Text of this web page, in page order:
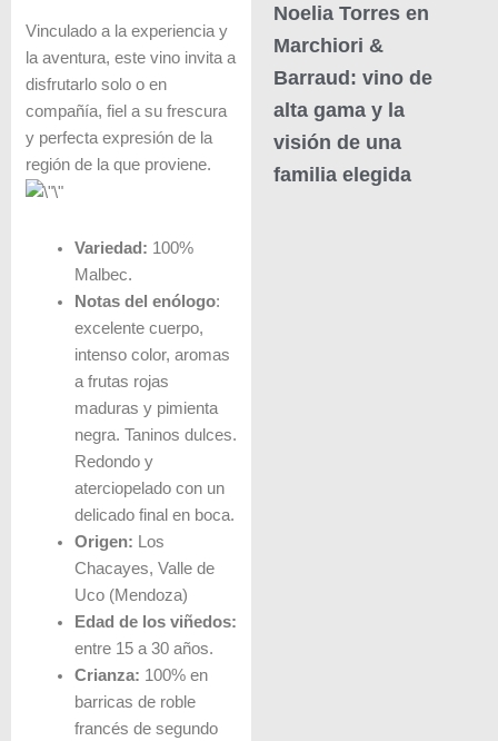
Vinculado a la experiencia y
la aventura, este vino invita a
disfrutarlo solo o en
compañía, fiel a su frescura
y perfecta expresión de la
región de la que proviene.
Variedad: 100%
Malbec.
Notas del enólogo:
excelente cuerpo,
intenso color, aromas
a frutas rojas
maduras y pimienta
negra. Taninos dulces.
Redondo y
aterciopelado con un
delicado final en boca.
Origen: Los
Chacayes, Valle de
Uco (Mendoza)
Edad de los viñedos:
entre 15 a 30 años.
Crianza: 100% en
barricas de roble
francés de segundo
Noelia Torres en
Marchiori &
Barraud: vino de
alta gama y la
visión de una
familia elegida